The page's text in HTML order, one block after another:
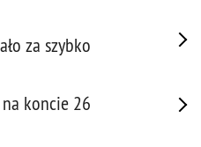
za szybko
koncie 26